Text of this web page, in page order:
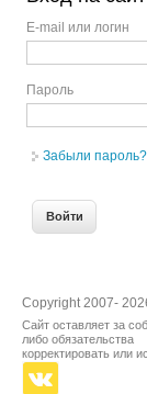
E-mail или логин
Пароль
Забыли пароль?
Copyright 2007-
Сайт оставляет за
либо обязательства
корректировать или